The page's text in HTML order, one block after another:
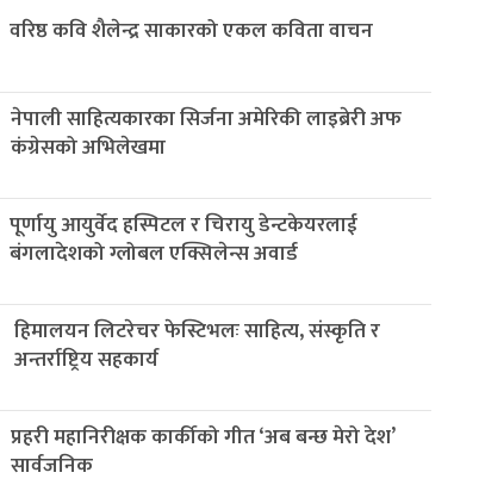
वरिष्ठ कवि शैलेन्द्र साकारको एकल कविता वाचन
नेपाली साहित्यकारका सिर्जना अमेरिकी लाइब्रेरी अफ
कंग्रेसको अभिलेखमा
पूर्णायु आयुर्वेद हस्पिटल र चिरायु डेन्टकेयरलाई
बंगलादेशको ग्लोबल एक्सिलेन्स अवार्ड
हिमालयन लिटरेचर फेस्टिभलः साहित्य, संस्कृति र
अन्तर्राष्ट्रिय सहकार्य
प्रहरी महानिरीक्षक कार्कीको गीत ‘अब बन्छ मेरो देश’
सार्वजनिक